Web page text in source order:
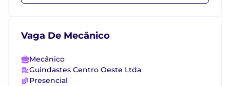
Vaga De Mecânico
Mecânico
Guindastes Centro Oeste Ltda
Presencial